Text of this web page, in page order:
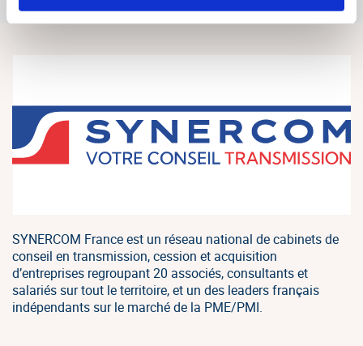
SYNERCOM France est un réseau national de cabinets de
conseil en transmission, cession et acquisition
d’entreprises regroupant 20 associés, consultants et
salariés sur tout le territoire, et un des leaders français
indépendants sur le marché de la PME/PMI.